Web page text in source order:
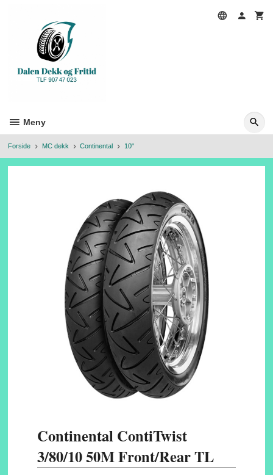
Meny
Forside MC dekk Continental 10"
Continental ContiTwist
3/80/10 50M Front/Rear TL